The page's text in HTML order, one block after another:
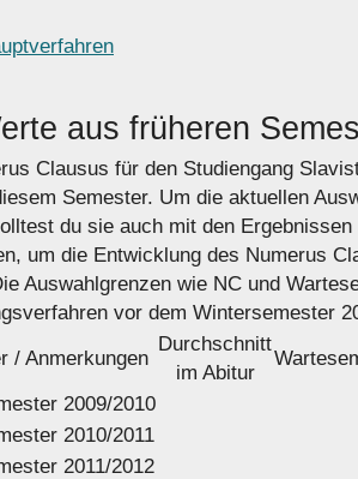
aus früheren
Clausus für den Studiengang
Semester. Um die aktuellen
du sie auch mit den
um die Entwicklung des Numerus
Auswahlgrenzen wie NC und
vor dem Wintersemester
/ Anmerkungen
Durchschnitt
im Abitur
2009/2010
2010/2011
2011/2012